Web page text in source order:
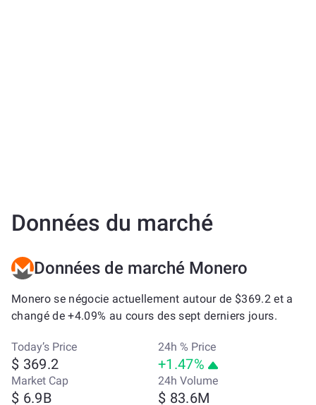
Données du marché
Données de marché Monero
Monero se négocie actuellement autour de $369.2 et a
changé de +4.09% au cours des sept derniers jours.
Today’s Price
$ 369.2
24h % Price
+1.47%
Market Cap
$ 6.9B
24h Volume
$ 83.6M